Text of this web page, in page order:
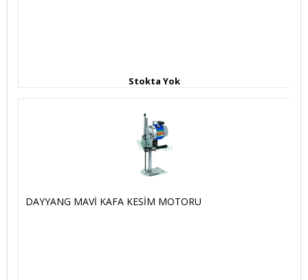
Stokta Yok
DAYYANG MAVİ KAFA KESİM MOTORU